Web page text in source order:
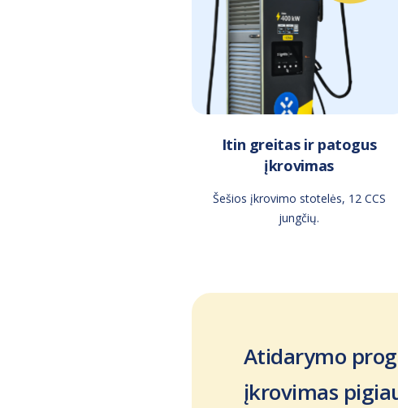
Itin greitas ir patogus
įkrovimas
Šešios įkrovimo stotelės, 12 CCS
jungčių.
Atidarymo
įkrovimas